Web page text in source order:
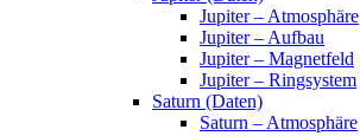
Jupiter – Atmosphäre
Jupiter – Aufbau
Jupiter – Magnetfeld
Jupiter – Ringsystem
Saturn (Daten)
Saturn – Atmosphäre